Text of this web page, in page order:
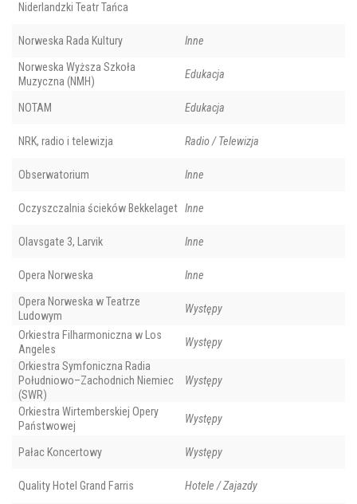
Niderlandzki Teatr Tańca
Norweska Rada Kultury Inne
Norweska Wyższa Szkoła
Muzyczna (NMH)
Edukacja
NOTAM Edukacja
NRK, radio i telewizja Radio / Telewizja
Obserwatorium Inne
Oczyszczalnia ścieków Bekkelaget Inne
Olavsgate 3, Larvik Inne
Opera Norweska Inne
Opera Norweska w Teatrze
Ludowym
Występy
Orkiestra Filharmoniczna w Los
Angeles
Występy
Orkiestra Symfoniczna Radia
Południowo–Zachodnich Niemiec
(SWR)
Występy
Orkiestra Wirtemberskiej Opery
Państwowej
Występy
Pałac Koncertowy Występy
Quality Hotel Grand Farris Hotele / Zajazdy